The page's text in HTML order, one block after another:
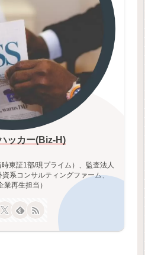
ッカー(Biz-H)
東証1部/現プライム）、監査法人
資系コンサルティングファーム、
再生担当）